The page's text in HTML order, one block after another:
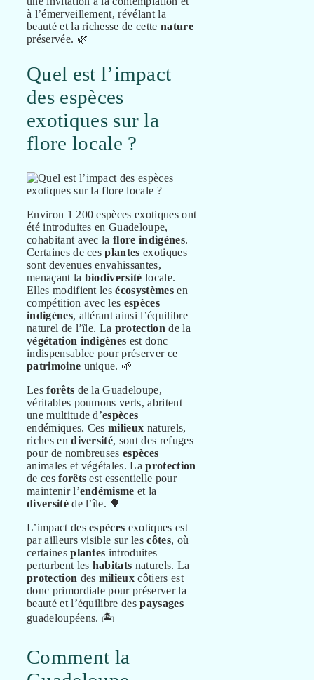
à l’émerveillement, révélant la
beauté et la richesse de cette nature
préservée. 🌿
Quel est l’impact
des espèces
exotiques sur la
flore locale ?
Environ 1 200 espèces exotiques ont
été introduites en Guadeloupe,
cohabitant avec laflore indigènes.
Certaines de cesplantes exotiques
sont devenues envahissantes,
menaçant la biodiversité locale.
Elles modifient lesécosystèmesen
compétition avec les espèces
indigènes, altérant ainsi l’équilibre
naturel de l’île. La protection de la
végétation indigènes est donc
indispensablee pour préserver ce
patrimoine unique. 🌱
Lesforêts de la Guadeloupe,
véritables poumons verts, abritent
une multitude d’espèces
endémiques. Cesmilieux naturels,
riches endiversité, sont des refuges
pour de nombreusesespèces
animales et végétales. Laprotection
de cesforêts est essentielle pour
maintenir l’endémisme et la
diversitéde l’île. 🌳
L’impact desespèces exotiques est
par ailleurs visible sur lescôtes, où
certainesplantes introduites
perturbent les habitats naturels. La
protection des milieux côtiers est
donc primordiale pour préserver la
beauté et l’équilibre despaysages
guadeloupéens. 🏝️
Comment la